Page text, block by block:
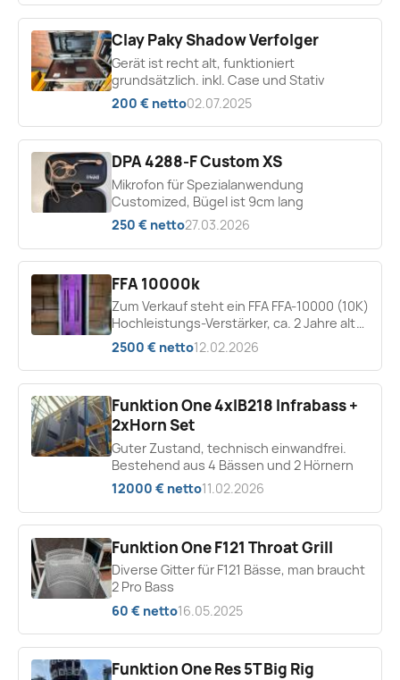
Clay Paky Shadow Verfolger
Gerät ist recht alt, funktioniert
grundsätzlich. inkl. Case und Stativ
200 € netto02.07.2025
DPA 4288-F Custom XS
Mikrofon für Spezialanwendung
Customized, Bügel ist 9cm lang
250 € netto27.03.2026
FFA 10000k
Zum Verkauf steht ein FFA FFA-10000 (10K)
Hochleistungs-Verstärker, ca. 2 Jahre alt
und in sehr gutem Zustand. Das Gerät
stammt aus...
2500 € netto12.02.2026
Funktion One 4xIB218 Infrabass +
2xHorn Set
Guter Zustand, technisch einwandfrei.
Bestehend aus 4 Bässen und 2 Hörnern
12000 € netto11.02.2026
Funktion One F121 Throat Grill
Diverse Gitter für F121 Bässe, man braucht
2 Pro Bass
60 € netto16.05.2025
Funktion One Res 5T Big Rig